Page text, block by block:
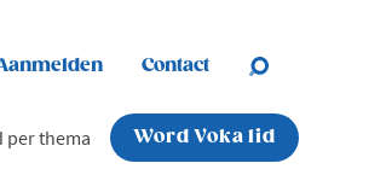
Contact
per thema Word Voka lid